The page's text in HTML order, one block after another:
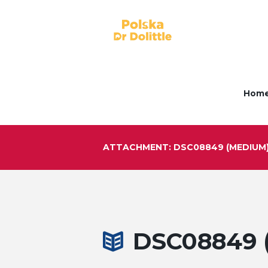
ATTACHMENT: DSC08849
DSC08849